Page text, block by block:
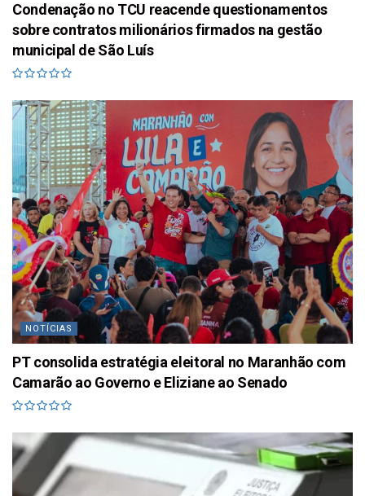
Condenação no TCU reacende questionamentos
sobre contratos milionários firmados na gestão
municipal de São Luís
NOTÍCIAS
PT consolida estratégia eleitoral no Maranhão com
Camarão ao Governo e Eliziane ao Senado